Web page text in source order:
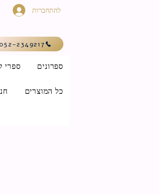
להתחברות
2349217
ספרי ספרונים
כל המוצרים